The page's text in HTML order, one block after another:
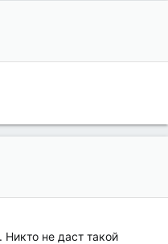
не даст такой